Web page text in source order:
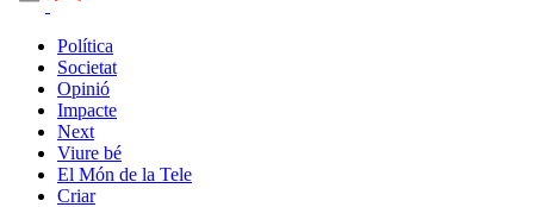
Política
Societat
Opinió
Impacte
Next
Viure bé
El Món de la Tele
Criar